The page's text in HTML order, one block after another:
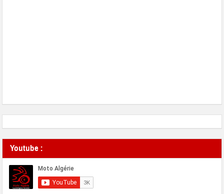
Youtube :